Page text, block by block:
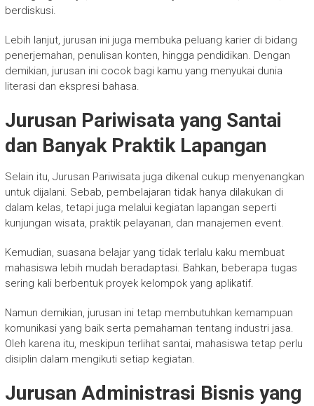
berdiskusi.
Lebih lanjut, jurusan ini juga membuka peluang karier di bidang
penerjemahan, penulisan konten, hingga pendidikan. Dengan
demikian, jurusan ini cocok bagi kamu yang menyukai dunia
literasi dan ekspresi bahasa.
Jurusan Pariwisata yang Santai
dan Banyak Praktik Lapangan
Selain itu, Jurusan Pariwisata juga dikenal cukup menyenangkan
untuk dijalani. Sebab, pembelajaran tidak hanya dilakukan di
dalam kelas, tetapi juga melalui kegiatan lapangan seperti
kunjungan wisata, praktik pelayanan, dan manajemen event.
Kemudian, suasana belajar yang tidak terlalu kaku membuat
mahasiswa lebih mudah beradaptasi. Bahkan, beberapa tugas
sering kali berbentuk proyek kelompok yang aplikatif.
Namun demikian, jurusan ini tetap membutuhkan kemampuan
komunikasi yang baik serta pemahaman tentang industri jasa.
Oleh karena itu, meskipun terlihat santai, mahasiswa tetap perlu
disiplin dalam mengikuti setiap kegiatan.
Jurusan Administrasi Bisnis yang